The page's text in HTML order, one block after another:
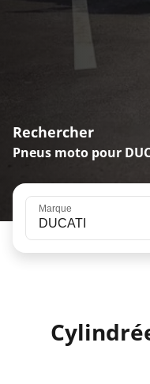
Rechercher
Pneus moto pour
Marque
DUCATI